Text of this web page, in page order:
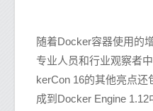
随着Docker容器使用的
专业人员和行业观察者
kerCon 16的其他亮点
成到Docker Engine